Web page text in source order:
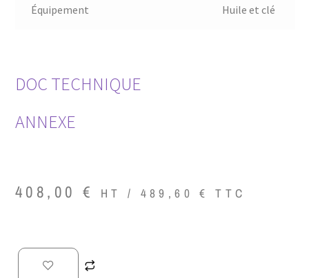
Équipement Huile et clé
DOC TECHNIQUE
ANNEXE
408,00 € HT / 489,60€ TTC